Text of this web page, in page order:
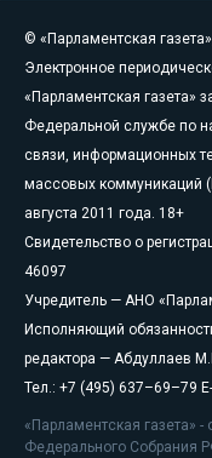
© «Парламентская
Электронное
«Парламентская газета»
Федеральной службе по
связи, информационных
массовых коммуникаций
августа 2011 года. 18+
Свидетельство о
46097
Учредитель — АНО
Исполняющий
редактора — Абдуллаев
Тел.: +7 (495) 637–69–79
«Парламентская газета»
Федерального Собрания